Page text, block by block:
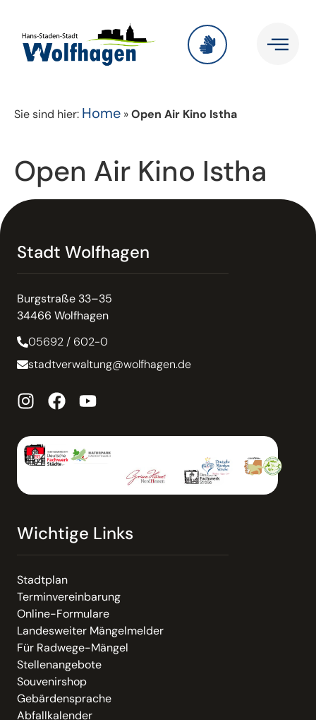
Sie sind hier: Home »Open Air Kino Istha
Open Air Kino Istha
Stadt Wolfhagen
Burgstraße 33–35
34466 Wolfhagen
05692 / 602-0
stadtverwaltung@wolfhagen.de
Wichtige Links
Stadtplan
Terminvereinbarung
Online-Formulare
Landesweiter Mängelmelder
Für Radwege-Mängel
Stellenangebote
Souvenirshop
Gebärdensprache
Abfallkalender